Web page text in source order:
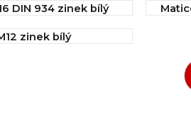
Koupit
Koupit
DIN 934 zinek bílý
zinek bílý